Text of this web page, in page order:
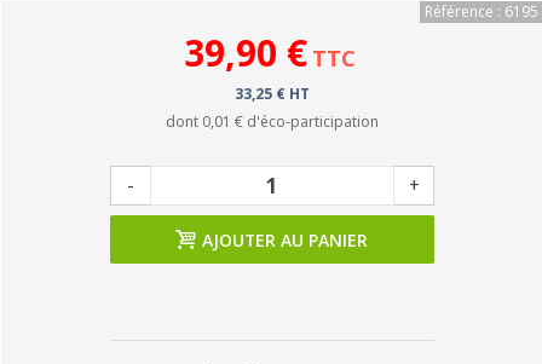
Référence : 6195
39,90 € TTC
33,25 € HT
dont 0,01 € d'éco-participation
- +
AJOUTER AU PANIER